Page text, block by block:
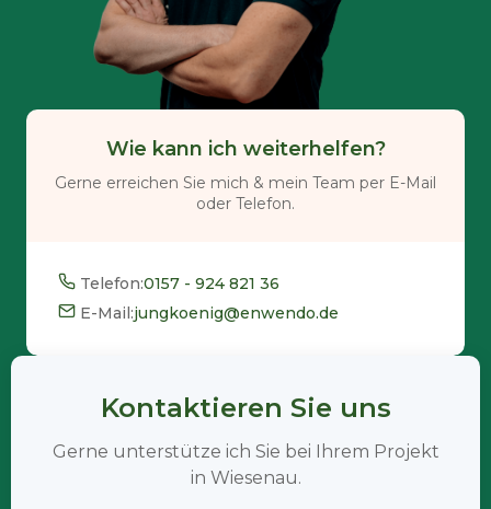
Wie kann ich weiterhelfen?
Gerne erreichen Sie mich & mein Team per E-Mail
oder Telefon.
Telefon:0157 - 924 821 36
E-Mail:jungkoenig@enwendo.de
Kontaktieren Sie uns
Gerne unterstütze ich Sie bei Ihrem Projekt
in Wiesenau.